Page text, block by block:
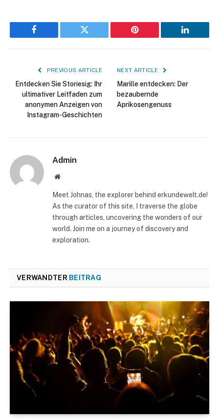
Facebook Twitter Pinterest LinkedIn
PREVIOUS ARTICLE
Entdecken Sie Storiesig: Ihr
ultimativer Leitfaden zum
anonymen Anzeigen von
Instagram-Geschichten
NEXT ARTICLE
Marille entdecken: Der
bezaubernde
Aprikosengenuss
Admin
Website
Meet Johnas, the explorer behind erkundewelt.de!
As the curator of this site, I traverse the globe
through articles, uncovering the wonders of our
world. Join me on a journey of discovery and
exploration.
VERWANDTER BEITRAG